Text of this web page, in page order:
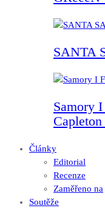
SANTA
Samory
Články
Editorial
Recenze
Zaměřeno na
Soutěže